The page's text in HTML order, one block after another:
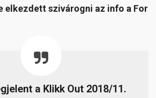
elkezdett szivárogni az info a For
a Klikk Out 2018/11.